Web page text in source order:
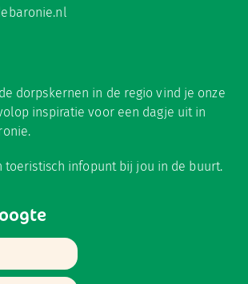
dorpskernen in de regio vind je onze
inspiratie voor een dagje uit in
infopunt bij jou in de buurt.